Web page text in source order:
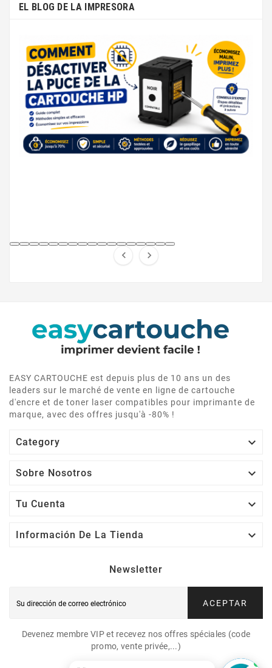
EL BLOG DE LA IMPRESORA
 
EASY CARTOUCHE est depuis plus de 10 ans un des
leaders sur le marché de vente en ligne de cartouche
d'encre et de toner laser compatibles pour imprimante de
marque, avec des offres jusqu'à -80% !
Category 
Sobre Nosotros 
Tu Cuenta 
Información De La Tienda 
Newsletter
ACEPTAR
Devenez membre VIP et recevez nos offres spéciales (code
promo, vente privée,...)